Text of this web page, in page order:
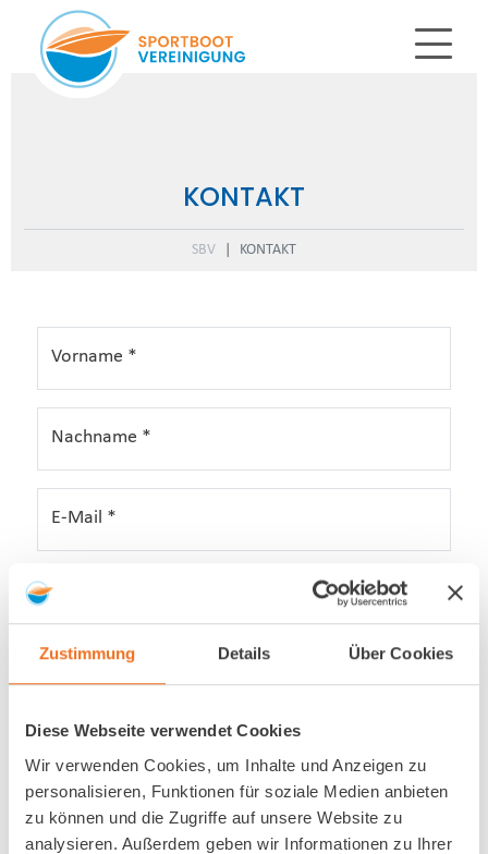
Zustimmung Details Über Cookies
Diese Webseite verwendet Cookies
Wir verwenden Cookies, um Inhalte und Anzeigen zu
personalisieren, Funktionen für soziale Medien anbieten
zu können und die Zugriffe auf unsere Website zu
analysieren. Außerdem geben wir Informationen zu Ihrer
KONTAKT
SBV KONTAKT
Vorname *
Nachname *
E-Mail *
Captcha